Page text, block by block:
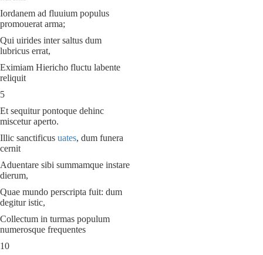
Iordanem ad fluuium populus
promouerat arma;
Qui uirides inter saltus dum
lubricus errat,
Eximiam Hiericho fluctu labente
reliquit
5
Et sequitur pontoque dehinc
miscetur aperto.
Illic sanctificus uates, dum funera
cernit
Aduentare sibi summamque instare
dierum,
Quae mundo perscripta fuit: dum
degitur istic,
Collectum in turmas populum
numerosque frequentes
10